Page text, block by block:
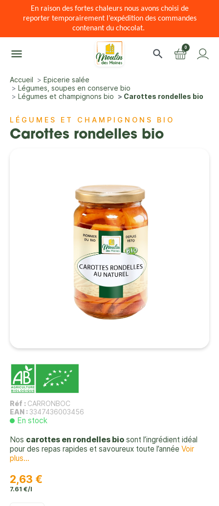
En raison des fortes chaleurs nous avons choisi de
reporter temporairement l’expédition des commandes
contenant du chocolat.
menu search 0
Accueil
Epicerie salée
Légumes, soupes en conserve bio
Légumes et champignons bio
Carottes rondelles bio
LÉGUMES ET CHAMPIGNONS BIO
Carottes rondelles bio
Réf : CARRONBOC
EAN : 3347436003456
En stock
Nos carottes en rondelles bio sont l’ingrédient idéal
pour des repas rapides et savoureux toute l’année Voir
plus...
2,63 €
7.61 €/l